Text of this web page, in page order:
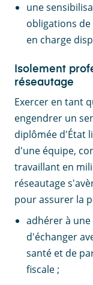
une
obligations
en charge
Isolement
réseautage
Exercer en tant
engendrer un
diplômée d'État
d'une équipe,
travaillant en
réseautage
pour assurer la
adhérer à
d'échanger
santé et de
fiscale ;